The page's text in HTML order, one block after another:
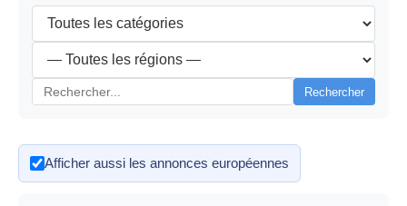
Rechercher
Afficher aussi les annonces européennes